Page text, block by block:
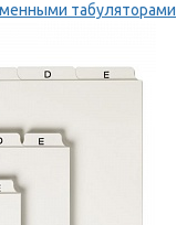
табуляторами